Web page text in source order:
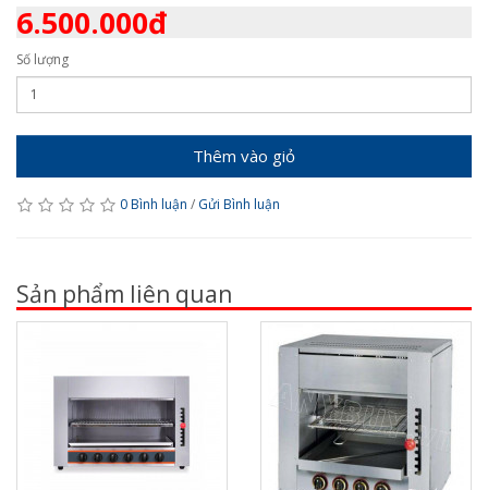
6.500.000đ
Số lượng
Thêm vào giỏ
0 Bình luận / Gửi Bình luận
Sản phẩm liên quan